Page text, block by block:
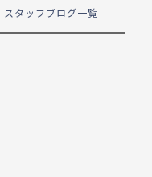
スタッフブログ一覧